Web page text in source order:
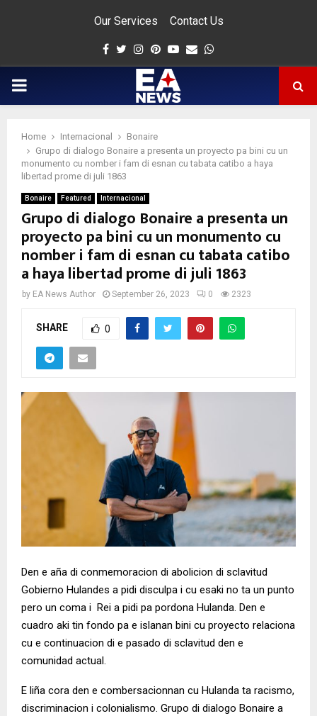
Our Services Contact Us
Facebook
Twitter
Instagram
Pinterest
Youtube
Email
PRIMARY
Home Internacional
Bonaire
Grupo di dialogo Bonaire a presenta un proyecto pa bini cu un
monumento cu nomber i fam di esnan cu tabata catibo a haya
libertad prome di juli 1863
Bonaire Featured Internacional
Grupo di dialogo Bonaire a presenta un
proyecto pa bini cu un monumento cu
nomber i fam di esnan cu tabata catibo
a haya libertad prome di juli 1863
by EA News Author September 26, 2023 0 2323
SHARE 0
Den e aña di conmemoracion di abolicion di sclavitud
Gobierno Hulandes a pidi disculpa i cu esaki no ta un punto
pero un coma i Rei a pidi pa pordona Hulanda. Den e
cuadro aki tin fondo pa e islanan bini cu proyecto relaciona
cu e continuacion di e pasado di sclavitud den e
comunidad actual.
E liña cora den e combersacionnan cu Hulanda ta racismo,
discriminacion i colonialismo. Grupo di dialogo Bonaire a